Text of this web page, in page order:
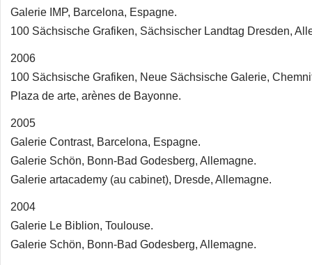
Galerie IMP, Barcelona, Espagne.
100 Sächsische Grafiken, Sächsischer Landtag Dresden,
2006
100 Sächsische Grafiken, Neue Sächsische Galerie,
Plaza de arte, arènes de Bayonne.
2005
Galerie Contrast, Barcelona, Espagne.
Galerie Schön, Bonn-Bad Godesberg, Allemagne.
Galerie artacademy (au cabinet), Dresde, Allemagne.
2004
Galerie Le Biblion, Toulouse.
Galerie Schön, Bonn-Bad Godesberg, Allemagne.